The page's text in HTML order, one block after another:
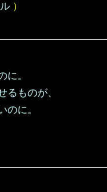
）
に。
るものが、
のに。